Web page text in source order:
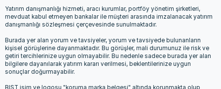
Yatırım danışmanlığı hizmeti, aracı kurumlar, portföy yönetim şirketleri,
mevduat kabul etmeyen bankalar ile müşteri arasında imzalanacak yatırım
danışmanlığı sözleşmesi çerçevesinde sunulmaktadır.
Burada yer alan yorum ve tavsiyeler, yorum ve tavsiyede bulunanların
kişisel görüşlerine dayanmaktadır. Bu görüşler, mali durumunuz ile risk ve
getiri tercihlerinize uygun olmayabilir. Bu nedenle sadece burada yer alan
bilgilere dayanılarak yatırım kararı verilmesi, beklentilerinize uygun
sonuçlar doğurmayabilir.
BIST isim ve logosu "koruma marka belgesi" altında korunmakta olup